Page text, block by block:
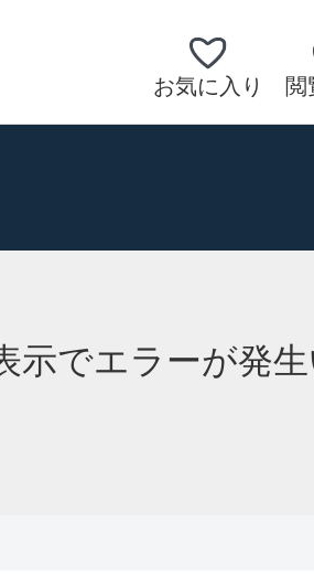
お気に入り 閲
示でエラーが発